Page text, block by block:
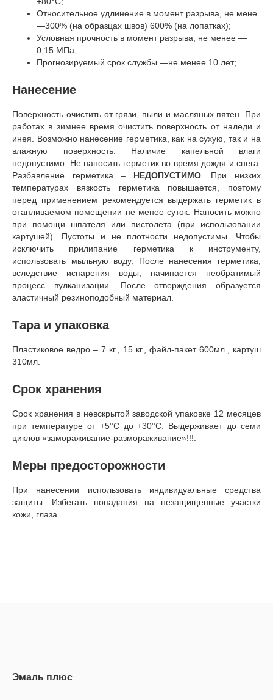
Относительное удлинение в момент разрыва, не мене
—300% (на образцах швов) 600% (на лопатках);
Условная прочность в момент разрыва, не менее —
0,15 МПа;
Прогнозируемый срок службы —не менее 10 лет;.
Нанесение
Поверхность очистить от грязи, пыли и масляных пятен. При
работах в зимнее время очистить поверхность от наледи и
инея. Возможно нанесение герметика, как на сухую, так и на
влажную поверхность. Наличие капельной влаги
недопустимо. Не наносить герметик во время дождя и снега.
Разбавление герметика – НЕДОПУСТИМО. При низких
температурах вязкость герметика повышается, поэтому
перед применением рекомендуется выдержать герметик в
отапливаемом помещении не менее суток. Наносить можно
при помощи шпателя или пистолета (при использовании
картушей). Пустоты и не плотности недопустимы. Чтобы
исключить прилипание герметика к инструменту,
использовать мыльную воду. После нанесения герметика,
вследствие испарения воды, начинается необратимый
процесс вулканизации. После отверждения образуется
эластичный резиноподобный материал.
Тара и упаковка
Пластиковое ведро – 7 кг., 15 кг., файл-пакет 600мл., картуш
310мл.
Срок хранения
Срок хранения в невскрытой заводской упаковке 12 месяцев
при температуре от +5°С до +30°С. Выдерживает до семи
циклов «замораживание-размораживание»!!!.
Меры предосторожности
При нанесении использовать индивидуальные средства
защиты. Избегать попадания на незащищенные участки
кожи, глаза.